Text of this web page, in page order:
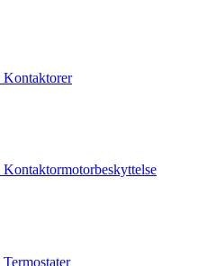
Kontaktorer
Kontaktormotorbeskyttelse
Termostater